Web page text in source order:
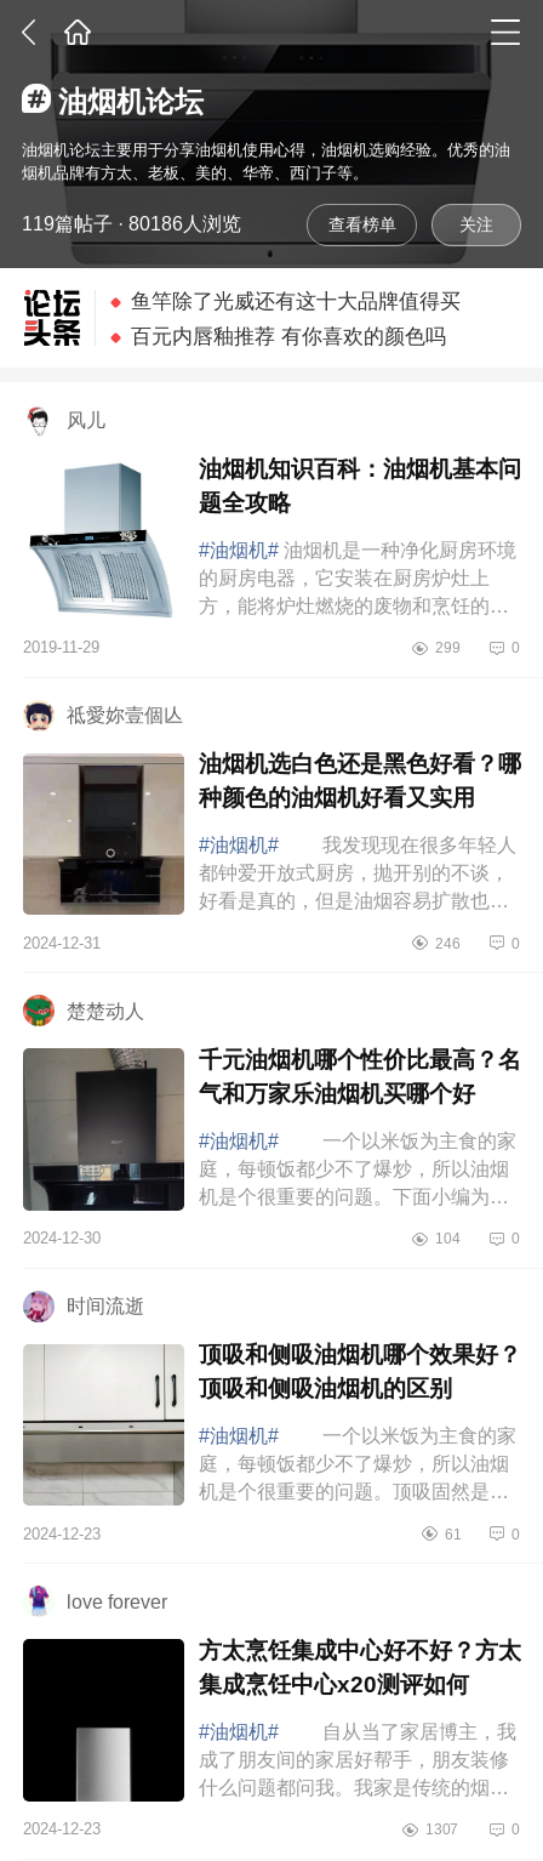
油烟机论坛
油烟机论坛主要用于分享油烟机使用心得，油烟机选购经验。优秀的油
烟机品牌有方太、老板、美的、华帝、西门子等。
119篇帖子 · 80186人浏览 查看榜单
孕期长胎不长肉 产后辣出新高度
鱼竿除了光威还有这十大品牌值得买
百元内唇釉推荐 有你喜欢的颜色吗
孕期长胎不长肉 产后辣出新高度
风儿
油烟机知识百科：油烟机基本问
题全攻略
#油烟机# 油烟机是一种净化厨房环境
的厨房电器，它安装在厨房炉灶上
方，能将炉灶燃烧的废物和烹饪的过
出室外，减少污染，净化空气，并有
2019-11-29 299 0
祗愛妳壹個亾
油烟机选白色还是黑色好看？哪
种颜色的油烟机好看又实用
#油烟机#
我发现现在很多年轻人
都钟爱开放式厨房，抛开别的不谈，
好看是真的，但是油烟容易扩散也是
下面小编为大家介绍下油烟机选白色
2024-12-31 246 0
楚楚动人
千元油烟机哪个性价比最高？名
气和万家乐油烟机买哪个好
#油烟机#
一个以米饭为主食的家
庭，每顿饭都少不了爆炒，所以油烟
机是个很重要的问题。下面小编为大
高？名气和万家乐油烟机买哪个
2024-12-30 104 0
时间流逝
顶吸和侧吸油烟机哪个效果好？
顶吸和侧吸油烟机的区别
#油烟机#
一个以米饭为主食的家
庭，每顿饭都少不了爆炒，所以油烟
机是个很重要的问题。顶吸固然是好
面小编为大家介绍下顶吸和侧吸油烟
2024-12-23 61 0
love forever
方太烹饪集成中心好不好？方太
集成烹饪中心x20测评如何
#油烟机#
自从当了家居博主，我
成了朋友间的家居好帮手，朋友装修
什么问题都问我。我家是传统的烟机
在叫我重新装修一定选集成烹饪中
2024-12-23 1307 0